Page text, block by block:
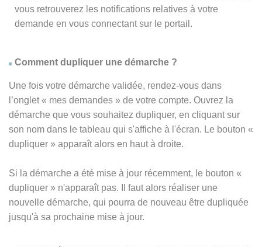
vous retrouverez les notifications relatives à votre
demande en vous connectant sur le portail.
Comment dupliquer une démarche ?
Une fois votre démarche validée, rendez-vous dans
l’onglet « mes demandes » de votre compte. Ouvrez la
démarche que vous souhaitez dupliquer, en cliquant sur
son nom dans le tableau qui s'affiche à l'écran. Le bouton «
dupliquer » apparaît alors en haut à droite.
Si la démarche a été mise à jour récemment, le bouton «
dupliquer » n'apparaît pas. Il faut alors réaliser une
nouvelle démarche, qui pourra de nouveau être dupliquée
jusqu'à sa prochaine mise à jour.